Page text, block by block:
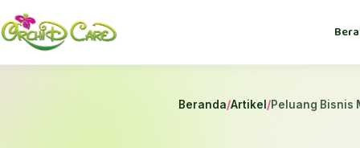
Beranda/Artikel /Peluang Bisnis